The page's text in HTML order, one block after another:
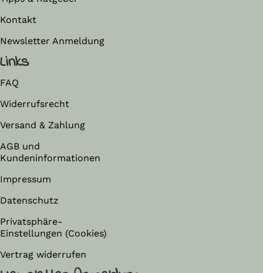
Kontakt
Newsletter Anmeldung
Links
FAQ
Widerrufsrecht
Versand & Zahlung
AGB und
Kundeninformationen
Impressum
Datenschutz
Privatsphäre-
Einstellungen (Cookies)
Vertrag widerrufen